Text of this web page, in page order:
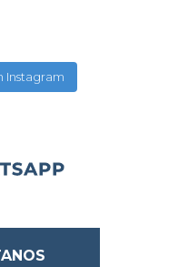
Instagram